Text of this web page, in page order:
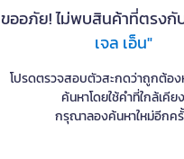
ขออภัย! ไม่พบสินค้าที่ตรงกั
เจล เอ็น"
โปรดตรวจสอบตัวสะกดว่าถูกต้อง
ค้นหาโดยใช้คำที่ใกล้เคียง
กรุณาลองค้นหาใหม่อีกค